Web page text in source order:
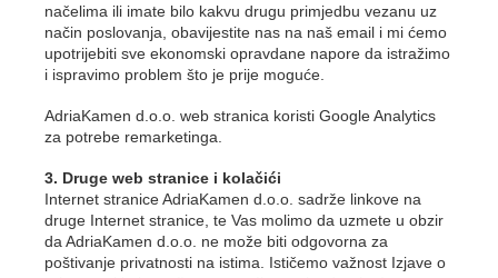
načelima ili imate bilo kakvu drugu primjedbu vezanu uz
način poslovanja, obavijestite nas na naš email i mi ćemo
upotrijebiti sve ekonomski opravdane napore da istražimo
i ispravimo problem što je prije moguće.
AdriaKamen d.o.o. web stranica koristi Google Analytics
za potrebe remarketinga.
3. Druge web stranice i kolačići
Internet stranice AdriaKamen d.o.o. sadrže linkove na
druge Internet stranice, te Vas molimo da uzmete u obzir
da AdriaKamen d.o.o. ne može biti odgovorna za
poštivanje privatnosti na istima. Ističemo važnost Izjave o